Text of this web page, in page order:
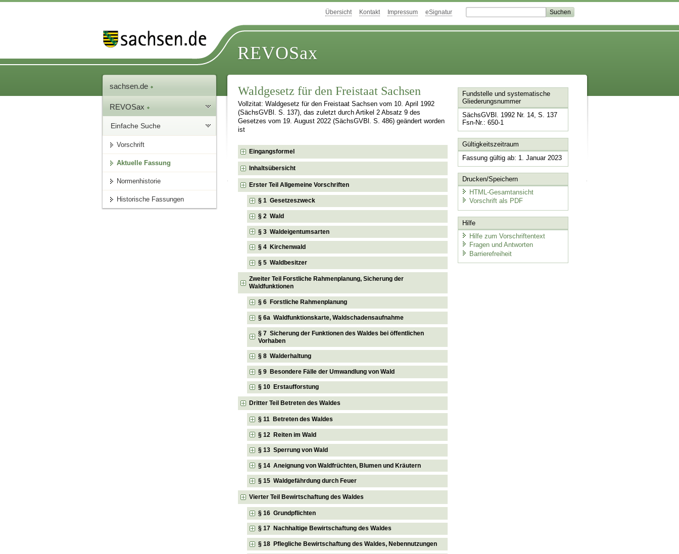
Übersicht Kontakt Impressum eSignatur
REVOSax
sachsen.de
REVOSax
Einfache Suche
Vorschrift
Aktuelle Fassung
Normenhistorie
Historische Fassungen
Waldgesetz für den Freistaat Sachsen
Vollzitat: Waldgesetz für den Freistaat Sachsen vom 10. April 1992
(SächsGVBl. S. 137), das zuletzt durch Artikel 2 Absatz 9 des
Gesetzes vom 19. August 2022 (SächsGVBl. S. 486) geändert worden
ist
Eingangsformel
Inhaltsübersicht
Erster Teil Allgemeine Vorschriften
§ 1 Gesetzeszweck
§ 2 Wald
§ 3 Waldeigentumsarten
§ 4 Kirchenwald
§ 5 Waldbesitzer
Zweiter Teil Forstliche Rahmenplanung, Sicherung der
Waldfunktionen
§ 6 Forstliche Rahmenplanung
§ 6a Waldfunktionskarte, Waldschadensaufnahme
§ 7 Sicherung der Funktionen des Waldes bei öffentlichen
Vorhaben
§ 8 Walderhaltung
§ 9 Besondere Fälle der Umwandlung von Wald
§ 10 Erstaufforstung
Dritter Teil Betreten des Waldes
§ 11 Betreten des Waldes
§ 12 Reiten im Wald
§ 13 Sperrung von Wald
§ 14 Aneignung von Waldfrüchten, Blumen und Kräutern
§ 15 Waldgefährdung durch Feuer
Vierter Teil Bewirtschaftung des Waldes
§ 16 Grundpflichten
§ 17 Nachhaltige Bewirtschaftung des Waldes
§ 18 Pflegliche Bewirtschaftung des Waldes, Nebennutzungen
Fundstelle und systematische
Gliederungsnummer
SächsGVBl. 1992 Nr. 14, S. 137
Fsn-Nr.: 650-1
Gültigkeitszeitraum
Fassung gültig ab: 1. Januar 2023
Drucken/Speichern
HTML-Gesamtansicht
Vorschrift als PDF
Hilfe
Hilfe zum Vorschriftentext
Fragen und Antworten
Barrierefreiheit